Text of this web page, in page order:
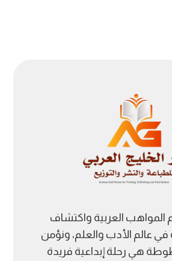
العربية واكتشاف
عالم الأدب والعلم، ونؤمن
هي رحلة إبداعية فريدة